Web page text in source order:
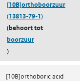
[10B]orthoboorzuur
(13813-79-1)
(behoort tot
boorzuur
)
[10B]orthoboric acid